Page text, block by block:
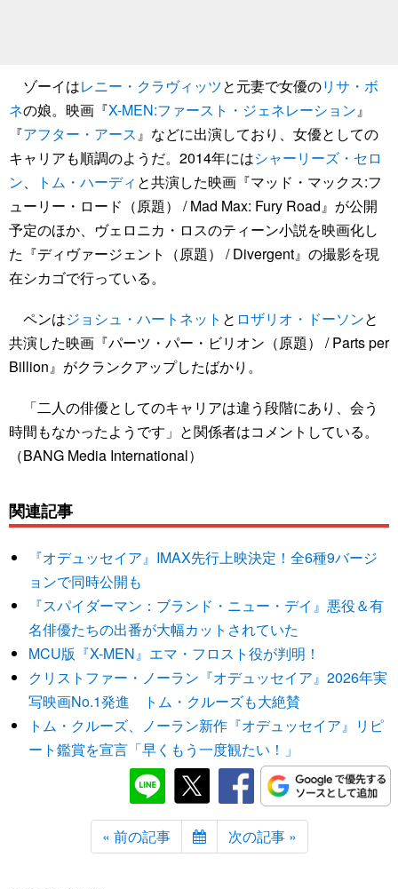
ゾーイはレニー・クラヴィッツと元妻で女優のリサ・ボ
ネの娘。映画『X-MEN:ファースト・ジェネレーション 』
『アフター・アース 』などに出演しており、女優としての
キャリアも順調のようだ。2014年にはシャーリーズ・セロ
ン
トム・ハーディ と共演した映画『マッド・マックス:フ
ューリー・ロード（原題） / Mad Max: Fury Road』が公開
予定のほか、ヴェロニカ・ロスのティーン小説を映画化し
た『ディヴァージェント（原題） / Divergent』の撮影を現
在シカゴで行っている。
ペンはジョシュ・ハートネット と ロザリオ・ドーソンと
共演した映画『パーツ・パー・ビリオン（原題） / Parts per
Billion』がクランクアップしたばかり。
「二人の俳優としてのキャリアは違う段階にあり、会う
時間もなかったようです」と関係者はコメントしている。
（BANG Media International）
関連記事
『オデュッセイア』IMAX先行上映決定！全6種9バージ
ョンで同時公開も
『スパイダーマン：ブランド・ニュー・デイ』悪役＆有
名俳優たちの出番が大幅カットされていた
MCU版『X-MEN』エマ・フロスト役が判明！
クリストファー・ノーラン『オデュッセイア』2026年実
写映画No.1発進 トム・クルーズも大絶賛
トム・クルーズ、ノーラン新作『オデュッセイア』リピ
ート鑑賞を宣言「早くもう一度観たい！」
« 前の記事 次の記事 »